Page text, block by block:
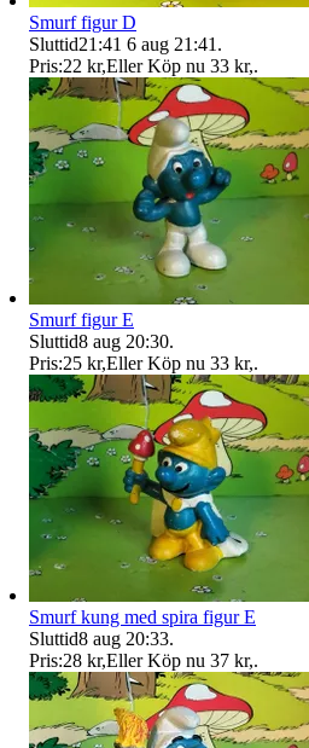
Smurf figur D
Sluttid21:41 6 aug 21:41 .
Pris:22 kr,Eller Köp nu 33 kr,.
Smurf figur E
Sluttid8 aug 20:30.
Pris:25 kr,Eller Köp nu 33 kr,.
Smurf kung med spira figur E
Sluttid8 aug 20:33.
Pris:28 kr,Eller Köp nu 37 kr,.